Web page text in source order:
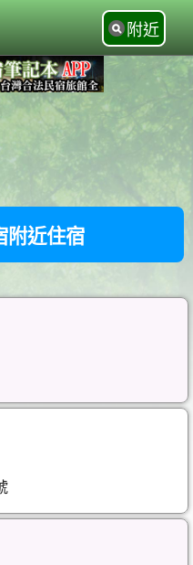
附近
附近住宿